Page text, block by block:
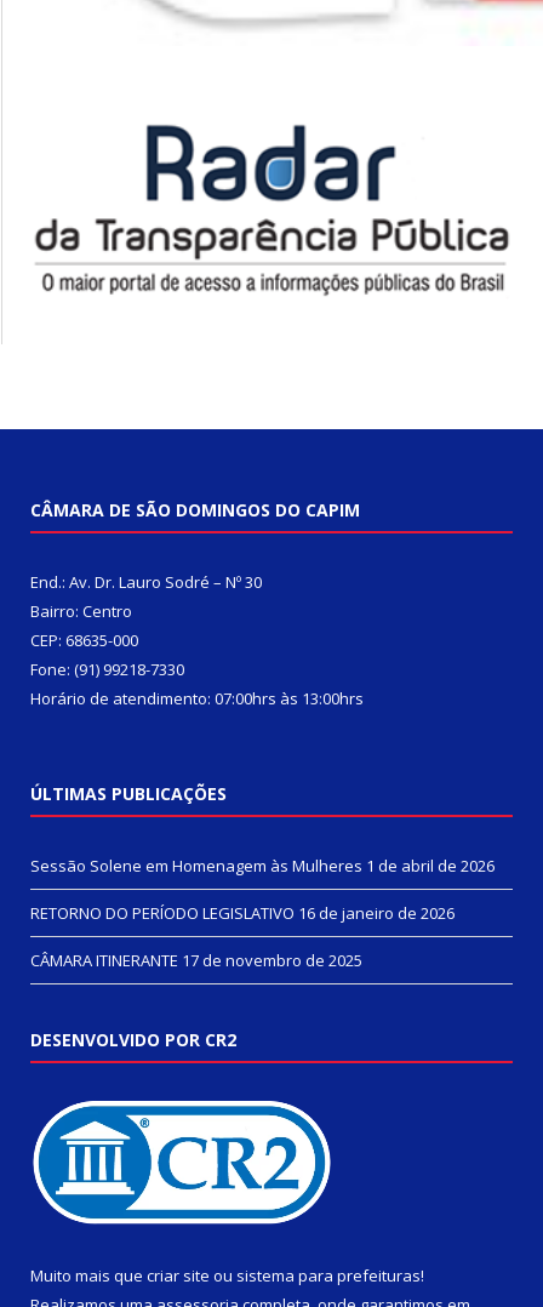
CÂMARA DE SÃO DOMINGOS DO CAPIM
End.: Av. Dr. Lauro Sodré – Nº 30
Bairro: Centro
CEP: 68635-000
Fone: (91) 99218-7330
Horário de atendimento: 07:00hrs às 13:00hrs
ÚLTIMAS PUBLICAÇÕES
Sessão Solene em Homenagem às Mulheres 1 de abril de 2026
RETORNO DO PERÍODO LEGISLATIVO 16 de janeiro de 2026
CÂMARA ITINERANTE 17 de novembro de 2025
DESENVOLVIDO POR CR2
Muito mais que criar site ou sistema para prefeituras!